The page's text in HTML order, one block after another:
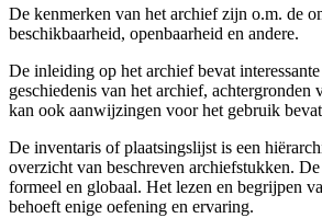
De kenmerken van het archief zijn o.m. de
beschikbaarheid, openbaarheid en andere.
De inleiding op het archief bevat
geschiedenis van het archief, achtergronden
kan ook aanwijzingen voor het gebruik
De inventaris of plaatsingslijst is een
overzicht van beschreven archiefstukken.
formeel en globaal. Het lezen en begrijpen
behoeft enige oefening en ervaring.